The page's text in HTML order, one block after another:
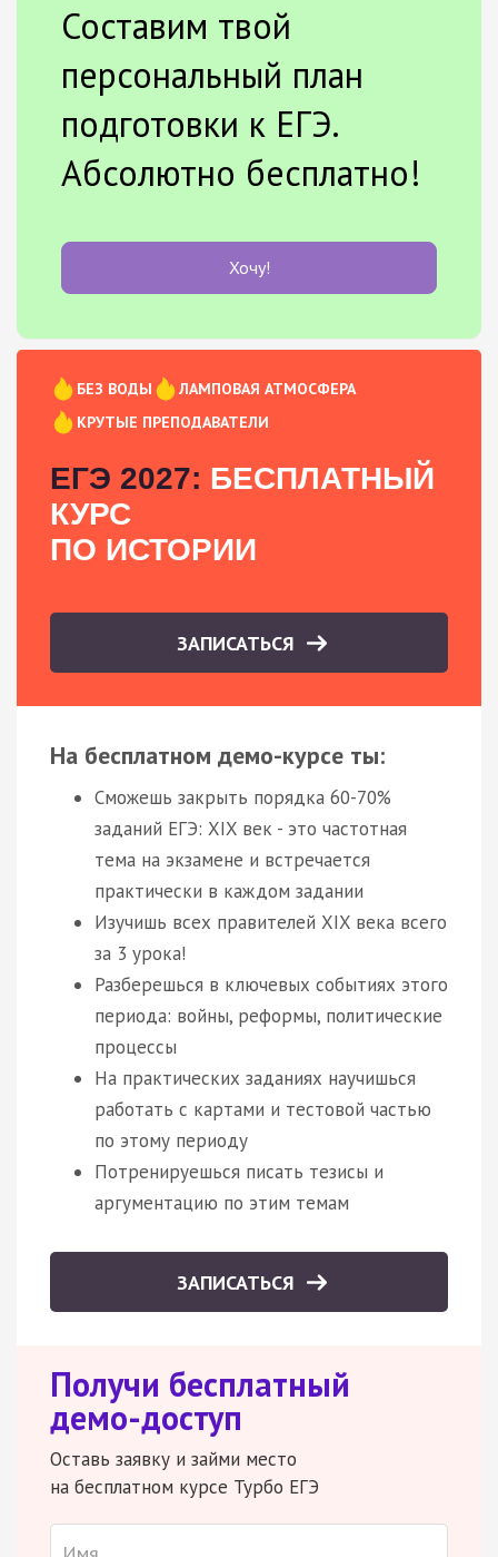
Составим твой
персональный план
подготовки к ЕГЭ.
Абсолютно бесплатно!
Хочу!
БЕЗ ВОДЫ
ЛАМПОВАЯ АТМОСФЕРА
КРУТЫЕ ПРЕПОДАВАТЕЛИ
ЕГЭ 2027: БЕСПЛАТНЫЙ
КУРС
ПО ИСТОРИИ
ЗАПИСАТЬСЯ
На бесплатном демо-курсе ты:
Сможешь закрыть порядка 60-70%
заданий ЕГЭ: XIX век - это частотная
тема на экзамене и встречается
практически в каждом задании
Изучишь всех правителей XIX века всего
за 3 урока!
Разберешься в ключевых событиях этого
периода: войны, реформы, политические
процессы
На практических заданиях научишься
работать с картами и тестовой частью
по этому периоду
Потренируешься писать тезисы и
аргументацию по этим темам
ЗАПИСАТЬСЯ
Получи бесплатный
демо-доступ
Оставь заявку и займи место
на бесплатном курсе Турбо ЕГЭ